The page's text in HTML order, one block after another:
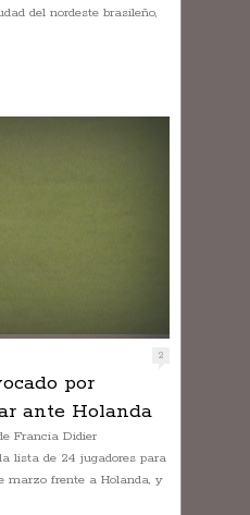
del nordeste brasileño,
2
por
ante Holanda
Francia Didier
lista de 24 jugadores para
marzo frente a Holanda, y